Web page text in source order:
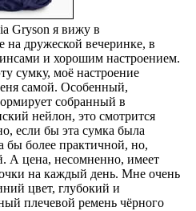
Gryson я вижу в
на дружеской вечеринке, в
и хорошим настроением.
сумку, моё настроение
самой. Особенный,
собранный в
нейлон, это смотрится
если бы эта сумка была
бы более практичной, но,
А цена, несомненно, имеет
на каждый день. Мне очень
цвет, глубокий и
плечевой ремень чёрного